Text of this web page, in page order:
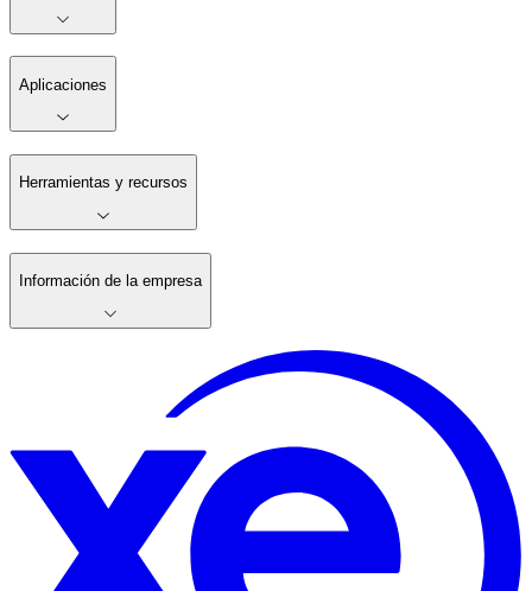
Aplicaciones
Herramientas y recursos
Información de la empresa